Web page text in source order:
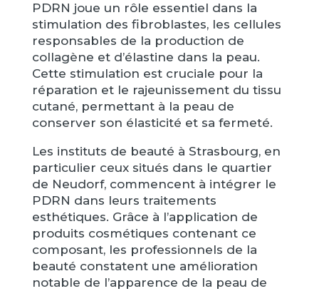
PDRN joue un rôle essentiel dans la
stimulation des fibroblastes, les cellules
responsables de la production de
collagène et d’élastine dans la peau.
Cette stimulation est cruciale pour la
réparation et le rajeunissement du tissu
cutané, permettant à la peau de
conserver son élasticité et sa fermeté.
Les instituts de beauté à Strasbourg, en
particulier ceux situés dans le quartier
de Neudorf, commencent à intégrer le
PDRN dans leurs traitements
esthétiques. Grâce à l’application de
produits cosmétiques contenant ce
composant, les professionnels de la
beauté constatent une amélioration
notable de l’apparence de la peau de